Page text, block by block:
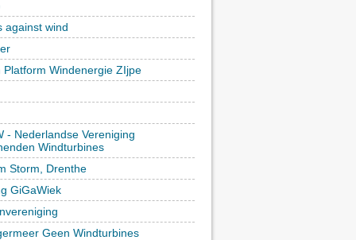
against wind
Platform Windenergie ZIjpe
- Nederlandse Vereniging
Windturbines
Storm, Drenthe
GiGaWiek
Geen Windturbines